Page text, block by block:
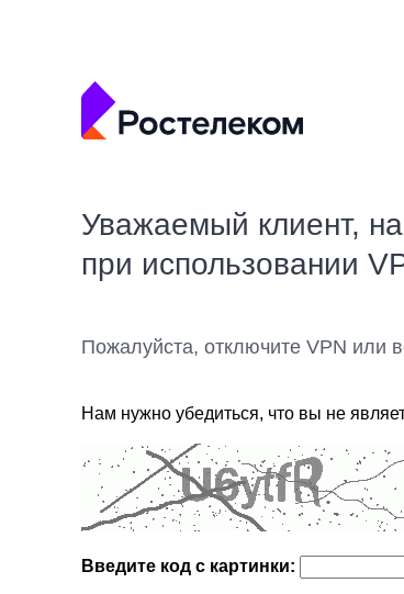
Уважаемый клиент,
при использовании
Пожалуйста, отключите VPN или
Нам нужно убедиться, что вы не
Введите код с картинки: